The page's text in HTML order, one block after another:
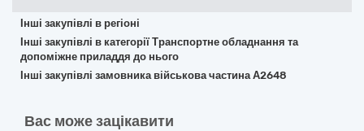
Інші закупівлі в регіоні
Інші закупівлі в категорії Транспортне обладнання та
допоміжне приладдя до нього
Інші закупівлі замовника військова частина А2648
Вас може зацікавити